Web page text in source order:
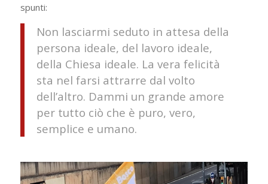
spunti:
Non lasciarmi seduto in attesa della
persona ideale, del lavoro ideale,
della Chiesa ideale. La vera felicità
sta nel farsi attrarre dal volto
dell’altro. Dammi un grande amore
per tutto ciò che è puro, vero,
semplice e umano.